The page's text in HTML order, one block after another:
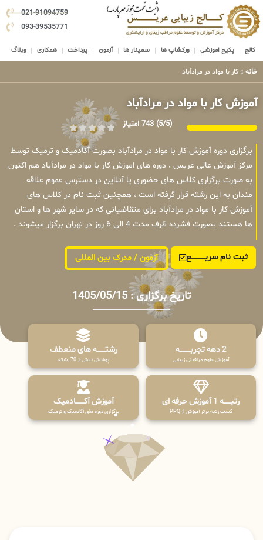
021-91094759
093-39535771
کالج پکیج اموزشی ورکشاپ ها سمینار ها آزمون پرداخت همکاری وبلاگ
خانه » کار با مواد در مرادآباد
آموزش کار با مواد در مرادآباد
(5/5) 743 امتیاز
برگزاری دوره آموزش کار با مواد در مرادآباد بصورت آکادمیک و ترمیک توسط
مرکز آموزش عالی عریس ، دوره های اموزش کار با مواد در مرادآباد هم اکنون
به صورت برگزاری کلاس های حضوری یا آنلاین در دسترس عموم علاقه
مندان به این رشته قرار گرفته است ، همچنین ثبت نام در کلاس های
آموزش کار با مواد در مرادآباد برای متقاضیانی که در سایر شهر ها و استان
ها هستند بصورت فشرده ظرف مدت 4 الی 6 روز در تهران برگزار میشوند .
ثبت نام سریــــــــــــع آزمون / مدرک بین المللی
تاریخ برگزاری : 1405/05/15
2 دهه تجربـــــــــه
آموزش علوم مراقبتی زیبایی
رشتـــــــه های منعطف
پوشش بیش از 70 رشته
رتبــــــه 1 آموزش حرفه ای
کسب رتبه برتر آموزش از PPQ
آموزش آکـــــــادمیک
برگزاری دوره های آکادمیک و ترمیک